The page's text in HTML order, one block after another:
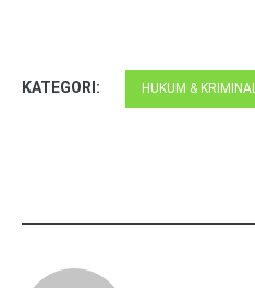
KATEGORI: HUKUM & KRIMINAL